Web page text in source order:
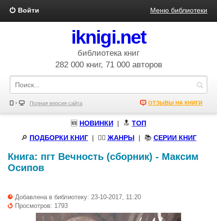
Войти Меню библиотеки
iknigi.net
библиотека книг
282 000 книг, 71 000 авторов
Полная версия сайта ОТЗЫВЫ НА КНИГИ
🆕 НОВИНКИ | 🔝 ТОП
🔎 ПОДБОРКИ КНИГ| 🧝‍♀️ ЖАНРЫ | 📚 СЕРИИ КНИГ
Книга: пгт Вечность (сборник) - Максим
Осипов
Добавлена в библиотеку: 23-10-2017, 11:20
Просмотров: 1793